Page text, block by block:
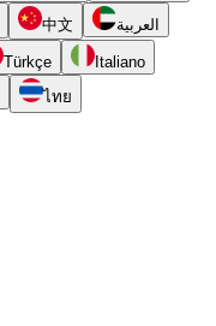
中文 العربية
Türkçe
Italiano
ไทย